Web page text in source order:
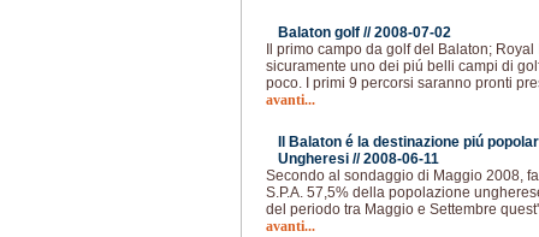
Balaton golf //2008-07-02
Il primo campo da golf del Balaton;
sicuramente uno dei piú belli campi di
poco. I primi 9 percorsi saranno pronti
avanti...
Il Balaton é la destinazione piú
Ungheresi //2008-06-11
Secondo al sondaggio di Maggio 2008,
S.P.A. 57,5% della popolazione
del periodo tra Maggio e Settembre
avanti...